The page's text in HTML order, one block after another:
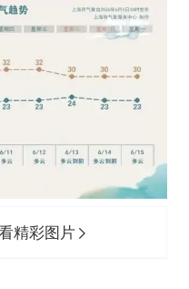
精彩图片